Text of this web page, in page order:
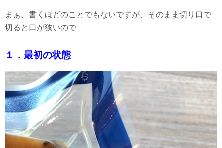
まぁ、書くほどのことでもないですが、そのまま切り口で
切ると口が狭いので
１．最初の状態